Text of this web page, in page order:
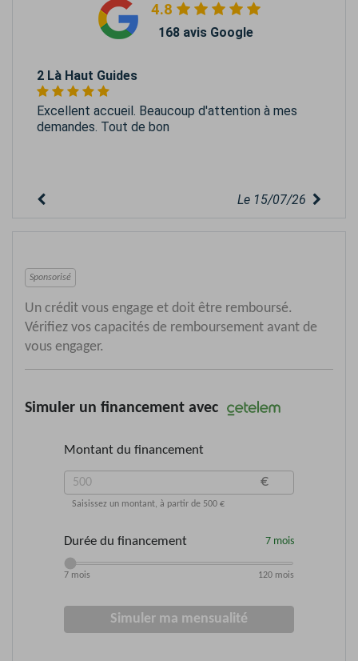
4.8
168 avis Google
2 Là Haut Guides
Excellent accueil. Beaucoup d'attention à mes
demandes. Tout de bon
Le 15/07/26